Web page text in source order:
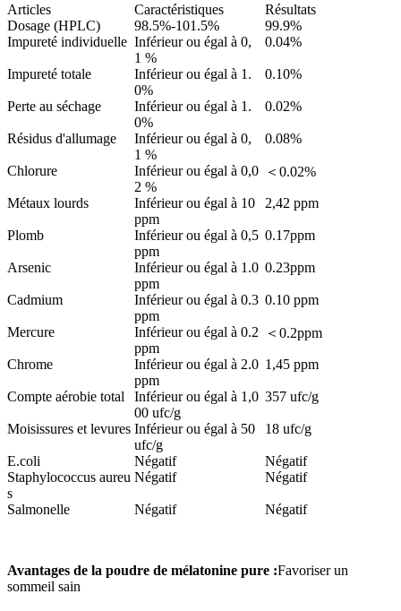
Articles
Caractéristiques
Résultats
Dosage (HPLC)
98.5%-101.5%
99.9%
Impureté individuelle Inférieur ou égal à 0,
1 %
0.04%
Impureté totale
Inférieur ou égal à 1.
0%
0.10%
Perte au séchage
Inférieur ou égal à 1.
0%
0.02%
Résidus d'allumage
Inférieur ou égal à 0,
1 %
0.08%
Chlorure
Inférieur ou égal à 0,0
2 %
＜0.02%
Métaux lourds
Inférieur ou égal à 10
ppm
2,42 ppm
Plomb
Inférieur ou égal à 0,5
ppm
0.17ppm
Arsenic
Inférieur ou égal à 1.0
ppm
0.23ppm
Cadmium
Inférieur ou égal à 0.3
ppm
0.10 ppm
Mercure
Inférieur ou égal à 0.2
ppm
＜0.2ppm
Chrome
Inférieur ou égal à 2.0
ppm
1,45 ppm
Compte aérobie total
Inférieur ou égal à 1,0
00 ufc/g
357 ufc/g
Moisissures et levures Inférieur ou égal à 50
ufc/g
18 ufc/g
E.coli Négatif
Négatif
Staphylococcus aureu
s
Négatif Négatif
Salmonelle Négatif Négatif
Avantages de la poudre de mélatonine pure :Favoriser un
sommeil sain